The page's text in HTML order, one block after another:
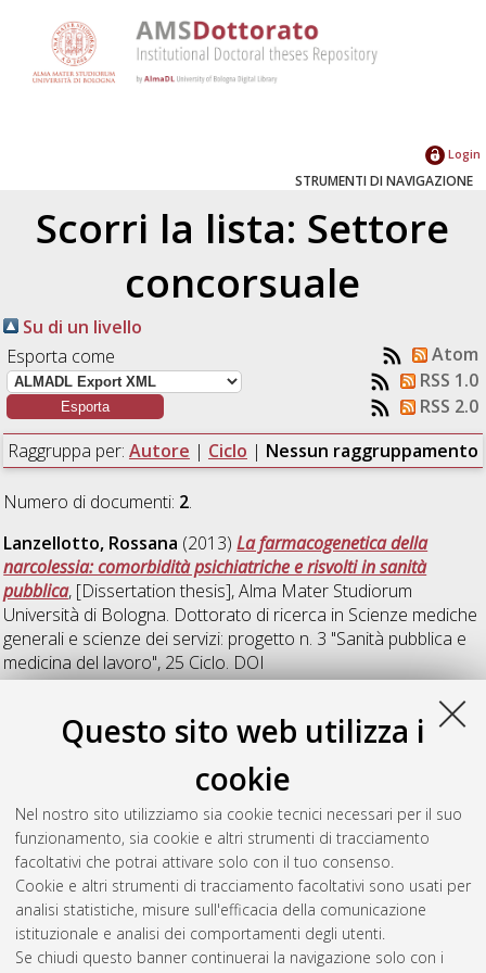
Questo sito web utilizza i
cookie
Nel nostro sito utilizziamo sia cookie tecnici necessari per il suo
funzionamento, sia cookie e altri strumenti di tracciamento
facoltativi che potrai attivare solo con il tuo consenso.
Cookie e altri strumenti di tracciamento facoltativi sono usati per
analisi statistiche, misure sull'efficacia della comunicazione
istituzionale e analisi dei comportamenti degli utenti.
Se chiudi questo banner continuerai la navigazione solo con i
Login
STRUMENTI DI NAVIGAZIONE
Scorri la lista: Settore
concorsuale
Su di un livello
Esporta come
Atom
RSS 1.0
RSS 2.0
Raggruppa per: Autore | Ciclo | Nessun raggruppamento
Numero di documenti: 2.
Lanzellotto, Rossana (2013)La farmacogenetica della
narcolessia: comorbidità psichiatriche e risvolti in sanità
pubblica, [Dissertation thesis], Alma Mater Studiorum
Università di Bologna. Dottorato di ricerca in Scienze mediche
generali e scienze dei servizi: progetto n. 3 "Sanità pubblica e
medicina del lavoro", 25 Ciclo. DOI
10.6092/unibo/amsdottorato/5827.
Zanardi, Francesca(2013)Studio caso-controllo multicentrico
su distacco di retina e movimentazione manuale di carichi
[Dissertation thesis], Alma Mater Studiorum Università di
Bologna. Dottorato di ricerca inScienze mediche generali e
scienze dei servizi: progetto n. 3 "Sanità pubblica e medicina
del lavoro", 25 Ciclo. DOI 10.6092/unibo/amsdottorato/5728.
Questa lista e' stata generata il Thu Aug 6 20:38:00 2026